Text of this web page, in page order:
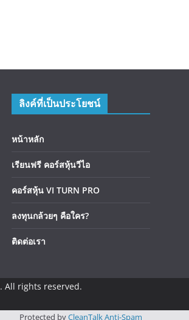
ลิงค์ที่เป็นประโยชน์
หน้าหลัก
เรียนฟรี คอร์สหุ้นวีไอ
คอร์สหุ้น VI TURN PRO
ลงทุนกล้วยๆ คือใคร?
ติดต่อเรา
. All rights reserved.
Protected byCleanTalk Anti-Spam